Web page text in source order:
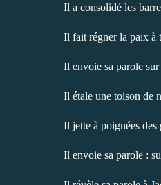
Il a consolidé les
Il fait régner la paix à
Il envoie sa parole
Il étale une toison de
Il jette à poignées
Il envoie sa parole :